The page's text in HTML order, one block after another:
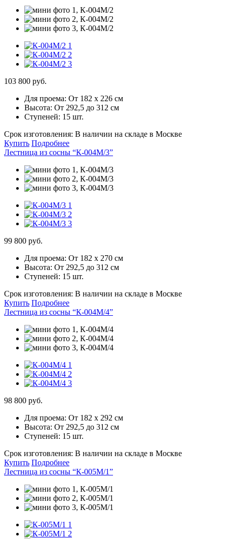
103 800 руб.
Для проема: От 182 х 226 см
Высота: От 292,5 до 312 см
Ступеней: 15 шт.
Срок изготовления: В наличии на складе в Москве
Купить Подробнее
Лестница из сосны “К-004М/3”
99 800 руб.
Для проема: От 182 х 270 см
Высота: От 292,5 до 312 см
Ступеней: 15 шт.
Срок изготовления: В наличии на складе в Москве
Купить Подробнее
Лестница из сосны “К-004М/4”
98 800 руб.
Для проема: От 182 х 292 см
Высота: От 292,5 до 312 см
Ступеней: 15 шт.
Срок изготовления: В наличии на складе в Москве
Купить Подробнее
Лестница из сосны “К-005М/1”